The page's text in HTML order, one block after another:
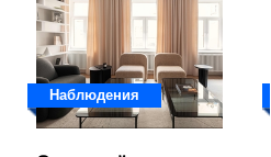
Наблюдения